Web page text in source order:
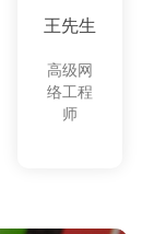
王先生
高级网
络工程
师